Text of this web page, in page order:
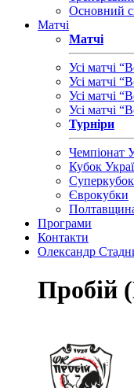
Основний
Матчі
Матчі
Усі матчі
Усі матчі
Усі матчі
Усі матчі
Турніри
Чемпіонат
Кубок
Єврокубки
Програми
Контакти
Олександр
Пробій